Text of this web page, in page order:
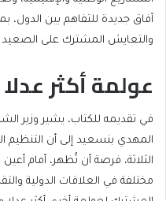
آفاق جديدة للتفاهم بين الدول،
والتعايش المشترك على الصعيد
عولمة أكثر
في تقديمه للكتاب، يشير وزير
الثلاثة، فرصة أن تُظهر، أمام أعين
مختلفة في العلاقات الدولية